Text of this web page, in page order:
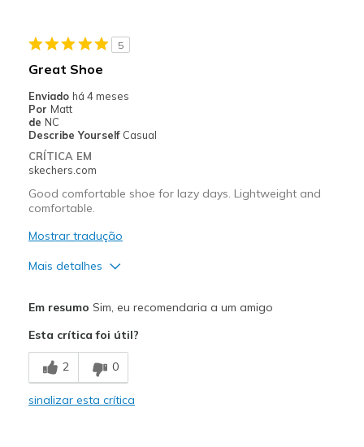
Sizing
Feels true to size
View On Shoes
5
Great Shoe
Enviado há 4 meses
Por Matt
de NC
Describe Yourself Casual
CRÍTICA EM
skechers.com
Good comfortable shoe for lazy days. Lightweight and
comfortable.
Mostrar tradução
Mais detalhes
Breathe Well
Comfortable
Em resumo Sim, eu recomendaria a um amigo
Esta crítica foi útil?
2 0
sinalizar esta crítica